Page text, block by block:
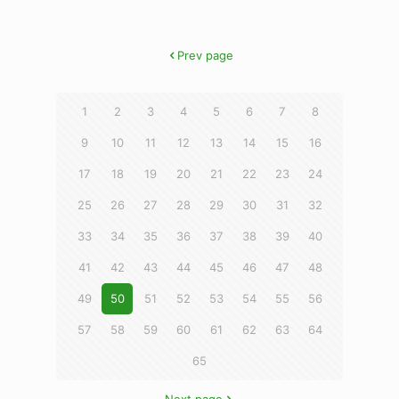
Prev page
1 2 3 4 5 6 7 8
9 10 11 12 13 14 15 16
17 18 19 20 21 22 23 24
25 26 27 28 29 30 31 32
33 34 35 36 37 38 39 40
41 42 43 44 45 46 47 48
49 50 51 52 53 54 55 56
57 58 59 60 61 62 63 64
65